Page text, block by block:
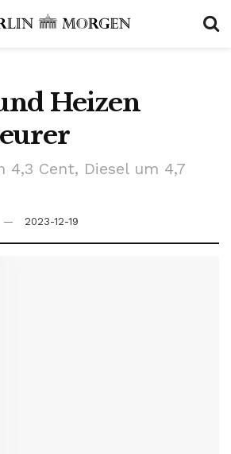
Heizen
4,3 Cent, Diesel um 4,7
2023-12-19